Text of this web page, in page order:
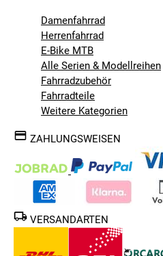
Damenfahrrad
Herrenfahrrad
E-Bike MTB
Alle Serien & Modellreihen
Fahrradzubehör
Fahrradteile
Weitere Kategorien
ZAHLUNGSWEISEN
VERSANDARTEN